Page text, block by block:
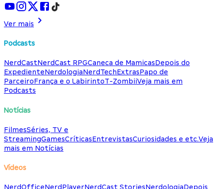
Ver mais
Podcasts
NerdCastNerdCast RPGCaneca de MamicasDepois do
ExpedienteNerdologiaNerdTechExtrasPapo de
ParceiroFrança e o LabirintoT-ZombiiVeja mais em
Podcasts
Notícias
FilmesSéries, TV e
StreamingGamesCríticasEntrevistasCuriosidades e etc.Veja
mais em Notícias
Vídeos
NerdOfficeNerdPlayerNerdCast StoriesNerdologiaDepois